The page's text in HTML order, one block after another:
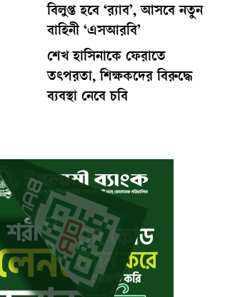
বিলুপ্ত হবে ‘র‍্যাব’, আসবে নতুন
বাহিনী ‘এসআরবি’
শেখ হাসিনাকে ফেরাতে
তৎপরতা, শিক্ষকদের বিরুদ্ধে
ব্যবস্থা নেবে চবি